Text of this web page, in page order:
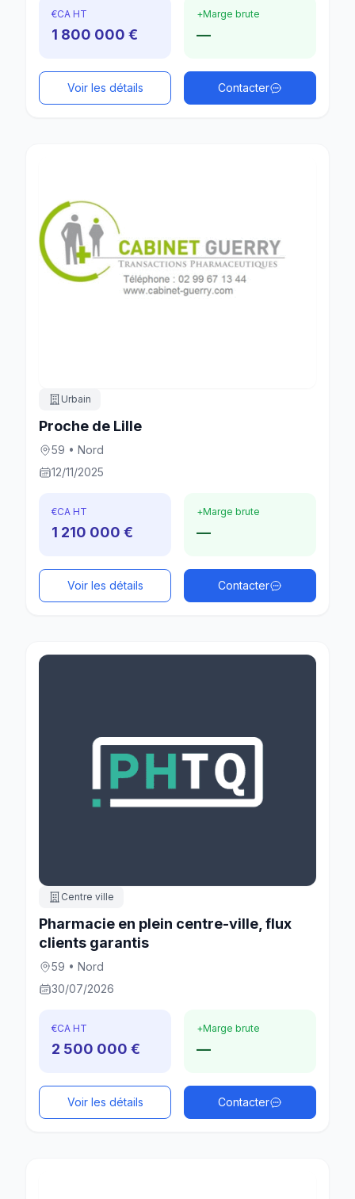
€CA HT
1 800 000 €
+Marge brute
—
Voir les détails Contacter
Urbain
Proche de Lille
59 • Nord
12/11/2025
€CA HT
1 210 000 €
+Marge brute
—
Voir les détails Contacter
Centre ville
Pharmacie en plein centre-ville, flux
clients garantis
59 • Nord
30/07/2026
€CA HT
2 500 000 €
+Marge brute
—
Voir les détails Contacter